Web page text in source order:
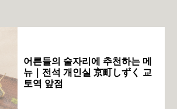
어른들의 술자리에 추천하는 메
뉴｜전석 개인실 京町しずく 교
토역 앞점